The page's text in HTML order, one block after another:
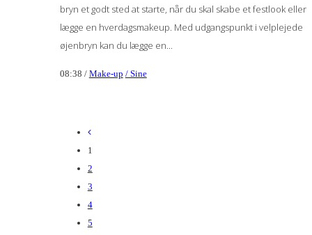
bryn et godt sted at starte, når du skal skabe et festlook eller
lægge en hverdagsmakeup. Med udgangspunkt i velplejede
øjenbryn kan du lægge en...
08:38 / Make-up / Sine
1
2
3
4
5